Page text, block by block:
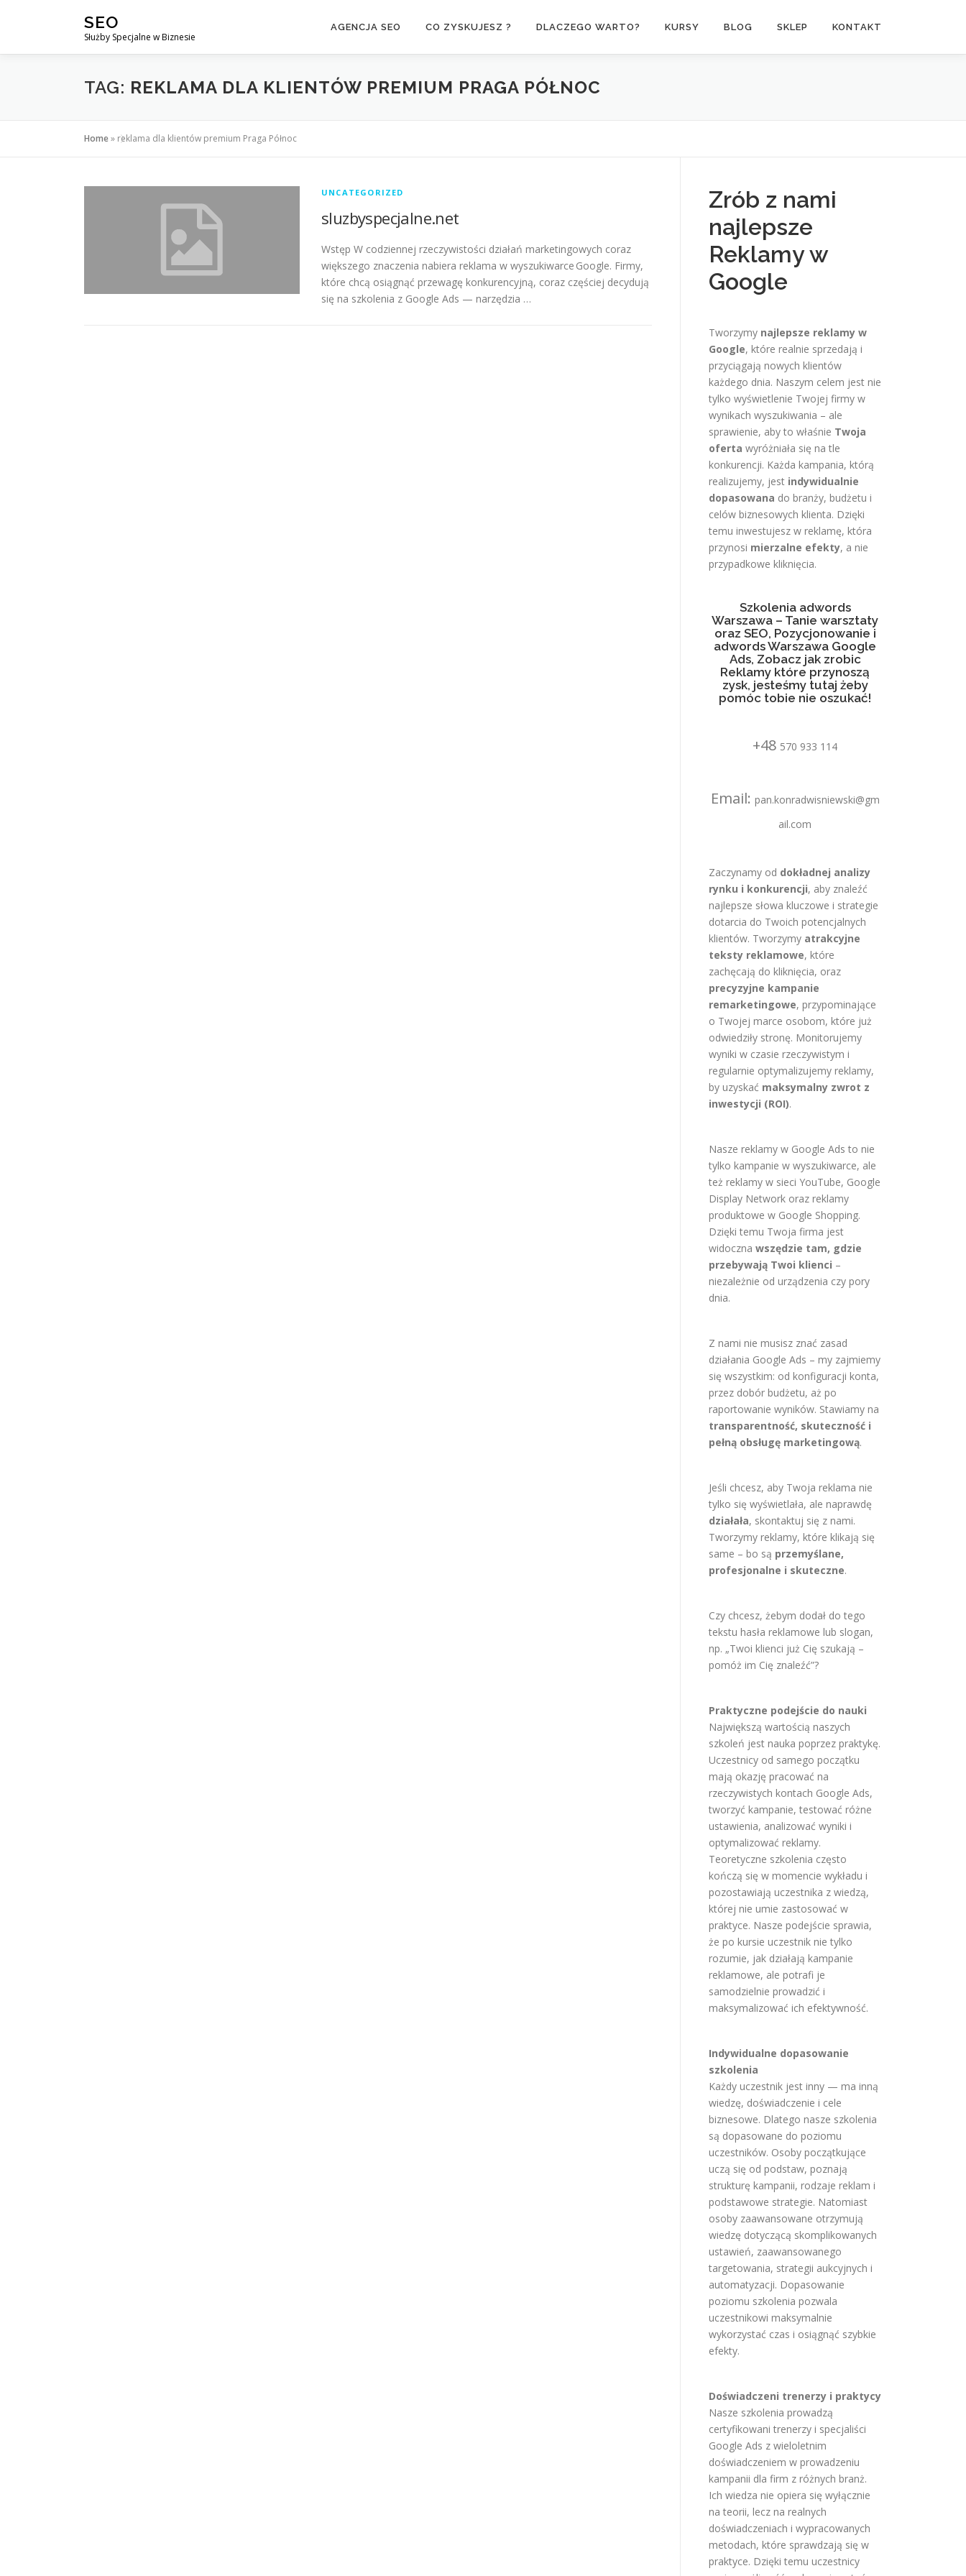
SEO
Służby Specjalne w Biznesie
AGENCJA SEO CO ZYSKUJESZ ? DLACZEGO WARTO? KURSY BLOG SKLEP KONTAKT
TAG: REKLAMA DLA KLIENTÓW PREMIUM PRAGA PÓŁNOC
Home» reklama dla klientów premium Praga Północ
UNCATEGORIZED
sluzbyspecjalne.net
Wstęp W codziennej rzeczywistości działań marketingowych coraz
większego znaczenia nabiera reklama w wyszukiwarce Google. Firmy,
które chcą osiągnąć przewagę konkurencyjną, coraz częściej decydują
się na szkolenia z Google Ads — narzędzia …
Zrób z nami
najlepsze
Reklamy w
Google
Tworzymy najlepsze reklamy w
Google, które realnie sprzedają i
przyciągają nowych klientów
każdego dnia. Naszym celem jest nie
tylko wyświetlenie Twojej firmy w
wynikach wyszukiwania – ale
sprawienie, aby to właśnie Twoja
oferta wyróżniała się na tle
konkurencji. Każda kampania, którą
realizujemy, jest indywidualnie
dopasowana do branży, budżetu i
celów biznesowych klienta. Dzięki
temu inwestujesz w reklamę, która
przynosi mierzalne efekty, a nie
przypadkowe kliknięcia.
Szkolenia adwords
Warszawa – Tanie warsztaty
oraz SEO, Pozycjonowanie i
adwords Warszawa Google
Ads, Zobacz jak zrobic
Reklamy które przynoszą
zysk, jesteśmy tutaj żeby
pomóc tobie nie oszukać!
+48 570 933 114
Email: pan.konradwisniewski@gm
ail.com
Zaczynamy od dokładnej analizy
rynku i konkurencji, aby znaleźć
najlepsze słowa kluczowe i strategie
dotarcia do Twoich potencjalnych
klientów. Tworzymy atrakcyjne
teksty reklamowe, które
zachęcają do kliknięcia, oraz
precyzyjne kampanie
remarketingowe, przypominające
o Twojej marce osobom, które już
odwiedziły stronę. Monitorujemy
wyniki w czasie rzeczywistym i
regularnie optymalizujemy reklamy,
by uzyskać maksymalny zwrot z
inwestycji (ROI).
Nasze reklamy w Google Ads to nie
tylko kampanie w wyszukiwarce, ale
też reklamy w sieci YouTube, Google
Display Network oraz reklamy
produktowe w Google Shopping.
Dzięki temu Twoja firma jest
widoczna wszędzie tam, gdzie
przebywają Twoi klienci –
niezależnie od urządzenia czy pory
dnia.
Z nami nie musisz znać zasad
działania Google Ads – my zajmiemy
się wszystkim: od konfiguracji konta,
przez dobór budżetu, aż po
raportowanie wyników. Stawiamy na
transparentność, skuteczność i
pełną obsługę marketingową.
Jeśli chcesz, aby Twoja reklama nie
tylko się wyświetlała, ale naprawdę
działała, skontaktuj się z nami.
Tworzymy reklamy, które klikają się
same – bo są przemyślane,
profesjonalne i skuteczne.
Czy chcesz, żebym dodał do tego
tekstu hasła reklamowe lub slogan,
np. „Twoi klienci już Cię szukają –
pomóż im Cię znaleźć”?
Praktyczne podejście do nauki
Największą wartością naszych
szkoleń jest nauka poprzez praktykę.
Uczestnicy od samego początku
mają okazję pracować na
rzeczywistych kontach Google Ads,
tworzyć kampanie, testować różne
ustawienia, analizować wyniki i
optymalizować reklamy.
Teoretyczne szkolenia często
kończą się w momencie wykładu i
pozostawiają uczestnika z wiedzą,
której nie umie zastosować w
praktyce. Nasze podejście sprawia,
że po kursie uczestnik nie tylko
rozumie, jak działają kampanie
reklamowe, ale potrafi je
samodzielnie prowadzić i
maksymalizować ich efektywność.
Indywidualne dopasowanie
szkolenia
Każdy uczestnik jest inny — ma inną
wiedzę, doświadczenie i cele
biznesowe. Dlatego nasze szkolenia
są dopasowane do poziomu
uczestników. Osoby początkujące
uczą się od podstaw, poznają
strukturę kampanii, rodzaje reklam i
podstawowe strategie. Natomiast
osoby zaawansowane otrzymują
wiedzę dotyczącą skomplikowanych
ustawień, zaawansowanego
targetowania, strategii aukcyjnych i
automatyzacji. Dopasowanie
poziomu szkolenia pozwala
uczestnikowi maksymalnie
wykorzystać czas i osiągnąć szybkie
efekty.
Doświadczeni trenerzy i praktycy
Nasze szkolenia prowadzą
certyfikowani trenerzy i specjaliści
Google Ads z wieloletnim
doświadczeniem w prowadzeniu
kampanii dla firm z różnych branż.
Ich wiedza nie opiera się wyłącznie
na teorii, lecz na realnych
doświadczeniach i wypracowanych
metodach, które sprawdzają się w
praktyce. Dzięki temu uczestnicy